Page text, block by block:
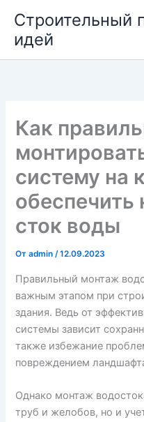
содержимому
Строительный
идей
Как
систему на
сток воды
Отadmin/12.09.2023
Правильный монтаж
важным этапом при
здания. Ведь от
системы зависит
также избежание
повреждением
Однако монтаж
труб и желобов, но и